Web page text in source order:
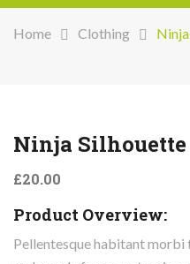
Home Clothing
Ninja Silhouette
£20.00
Product Overview:
Pellentesque habitant morbi